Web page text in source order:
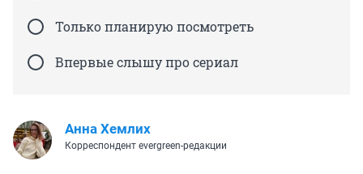
Только планирую посмотреть
Впервые слышу про сериал
Анна Хемлих
Корреспондент evergreen-редакции